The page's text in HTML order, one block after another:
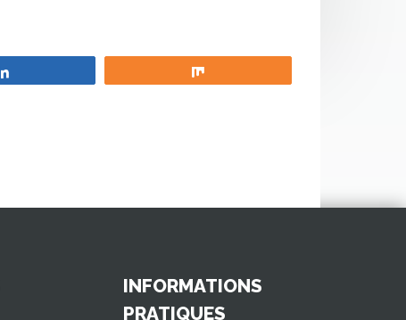
INFORMATIONS
PRATIQUES